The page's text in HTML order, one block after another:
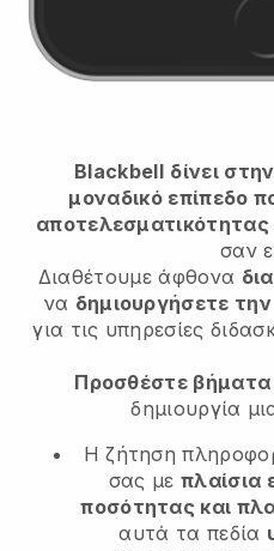
Blackbell δίνει
μοναδικό επίπεδο
αποτελεσματικότητας
σαν
Διαθέτουμε άφθονα
να δημιουργήσετε
για τις υπηρεσίες
Προσθέστε
δημιουργία
Η ζήτηση
σας με πλαίσια
ποσότητας και
αυτά τα πεδία